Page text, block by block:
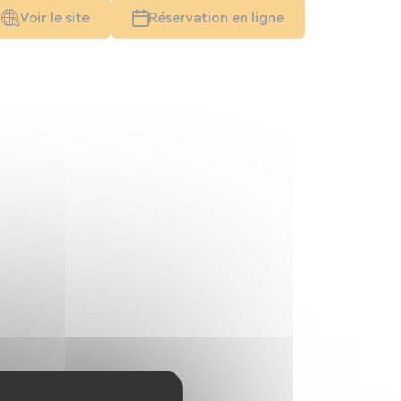
Voir le site Réservation en ligne